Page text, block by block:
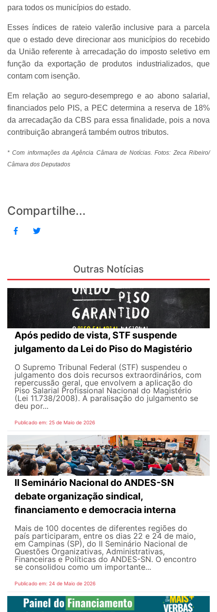
para todos os municípios do estado.
Esses índices de rateio valerão inclusive para a parcela
que o estado deve direcionar aos municípios do recebido
da União referente à arrecadação do imposto seletivo em
função da exportação de produtos industrializados, que
contam com isenção.
Em relação ao seguro-desemprego e ao abono salarial,
financiados pelo PIS, a PEC determina a reserva de 18%
da arrecadação da CBS para essa finalidade, pois a nova
contribuição abrangerá também outros tributos.
* Com informações da Agência Câmara de Notícias. Fotos: Zeca Ribeiro/
Câmara dos Deputados
Compartilhe...
Outras Notícias
Após pedido de vista, STF suspende
julgamento da Lei do Piso do Magistério
O Supremo Tribunal Federal (STF) suspendeu o
julgamento dos dois recursos extraordinários, com
repercussão geral, que envolvem a aplicação do
Piso Salarial Profissional Nacional do Magistério
(Lei 11.738/2008). A paralisação do julgamento se
deu por...
Publicado em: 25 de Maio de 2026
II Seminário Nacional do ANDES-SN
debate organização sindical,
financiamento e democracia interna
Mais de 100 docentes de diferentes regiões do
país participaram, entre os dias 22 e 24 de maio,
em Campinas (SP), do II Seminário Nacional de
Questões Organizativas, Administrativas,
Financeiras e Políticas do ANDES-SN. O encontro
se consolidou como um importante...
Publicado em: 24 de Maio de 2026